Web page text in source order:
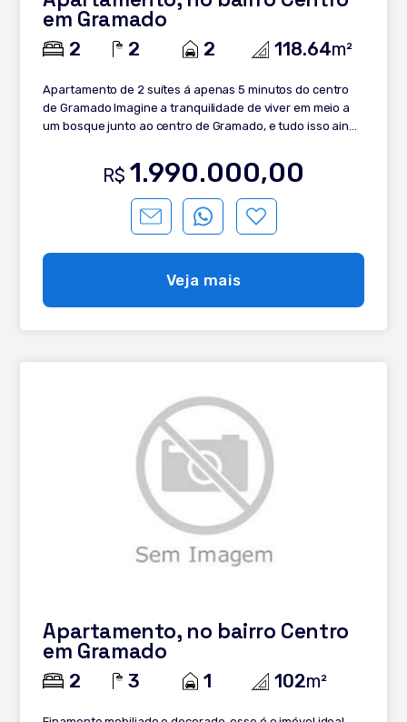
em Gramado
2 2 2 118.64m²
Apartamento de 2 suítes á apenas 5 minutos do centro
de Gramado Imagine a tranquilidade de viver em meio a
um bosque junto ao centro de Gramado, e tudo isso ainda
Excelente posição solar - 82,50 m² - 2 suítes - Living 2
ambientes - Cozinha americana com churrasqueira -
Lavabo - Área de serviço integrada - Espera para Split -
Espera para calefação - Vidros laminados duplos em
todas as janelas - Isolamento acústico - Piso vinílico
clicado Tarket - Revestimentos dos boxes com
porcelanato Portobello - 2 Box de garagem . Gostou
deste imóvel? Converse com um de nossos corretores e
R$ 1.990.000,00
Veja mais
Apartamento, no bairro Centro
em Gramado
2 3 1 102m²